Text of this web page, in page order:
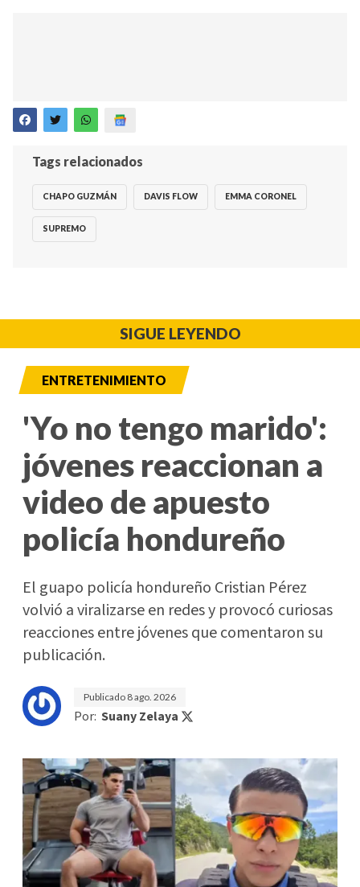
Tags relacionados
CHAPO GUZMÁN DAVIS FLOW EMMA CORONEL
SUPREMO
SIGUE LEYENDO
ENTRETENIMIENTO
'Yo no tengo marido':
jóvenes reaccionan a
video de apuesto
policía hondureño
El guapo policía hondureño Cristian Pérez
volvió a viralizarse en redes y provocó curiosas
reacciones entre jóvenes que comentaron su
publicación.
Publicado 8 ago. 2026
Por: Suany Zelaya